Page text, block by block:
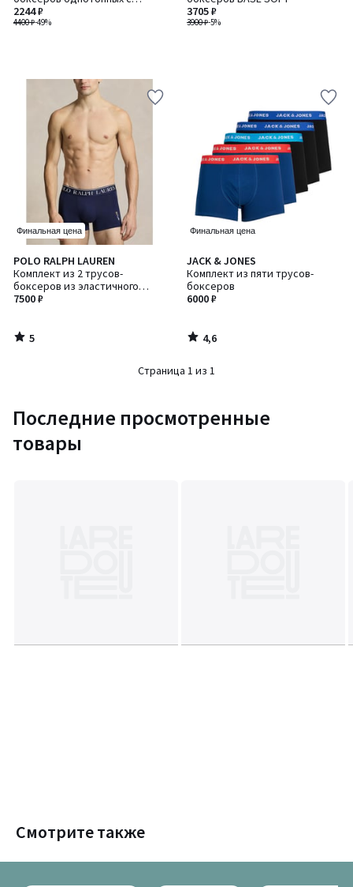
крапчатым узором
4400 ₽-49%
2244 ₽
3900 ₽-5%
3705 ₽
Финальная цена
POLO RALPH LAUREN
Комплект из 2 трусов-
боксеров из эластичного
хлопка
7500 ₽
5
/
5
5
/
Финальная цена
JACK & JONES
Комплект из пяти трусов-
боксеров
6000 ₽
4,6
/ 5
4,6
/
Страница 1 из 1
Последние просмотренные
товары
Смотрите также